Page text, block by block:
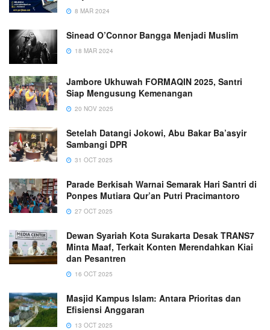
8 MAR 2024
Sinead O’Connor Bangga Menjadi Muslim
18 MAR 2024
Jambore Ukhuwah FORMAQIN 2025, Santri
Siap Mengusung Kemenangan
20 NOV 2025
Setelah Datangi Jokowi, Abu Bakar Ba’asyir
Sambangi DPR
31 OCT 2025
Parade Berkisah Warnai Semarak Hari Santri di
Ponpes Mutiara Qur’an Putri Pracimantoro
27 OCT 2025
Dewan Syariah Kota Surakarta Desak TRANS7
Minta Maaf, Terkait Konten Merendahkan Kiai
dan Pesantren
16 OCT 2025
Masjid Kampus Islam: Antara Prioritas dan
Efisiensi Anggaran
13 OCT 2025